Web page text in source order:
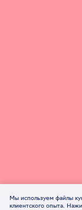
Мы используем файлы
клиентского опыта.